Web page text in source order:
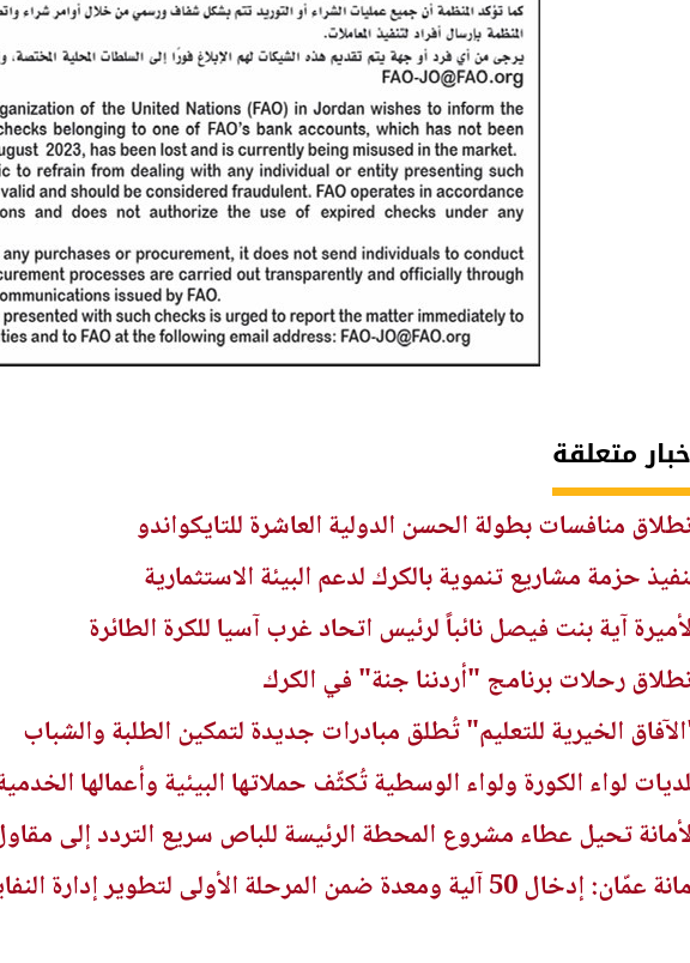
متعلقة
منافسات بطولة الحسن الدولية العاشرة للتايكواندو
حزمة مشاريع تنموية بالكرك لدعم البيئة الاستثمارية
آية بنت فيصل نائباً لرئيس اتحاد غرب آسيا للكرة الطائرة
رحلات برنامج "أردننا جنة" في الكرك
الخيرية للتعليم" تُطلق مبادرات جديدة لتمكين الطلبة والشباب
لواء الكورة ولواء الوسطية تُكثّف حملاتها البيئية وأعمالها
تحيل عطاء مشروع المحطة الرئيسة للباص سريع التردد إلى
إدخال 50 آلية ومعدة ضمن المرحلة الأولى لتطوير إدارة النفايات